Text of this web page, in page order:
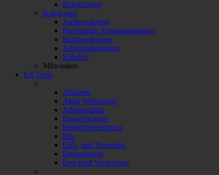
Beleuchtung
Kategorien
Aufbewahrung
Persönliche Schutzausrüstung
Handwerkzeuge
Arbeitsbekleidung
Zubehör
Milwaukee
KS Tools
Abzieher
Akku Werkzeuge
Arbeitsschutz
Bauwerkzeuge
Betriebseinrichtung
Bits
DIN- und Normteile
Drehmoment
Druckluft Werkzeuge